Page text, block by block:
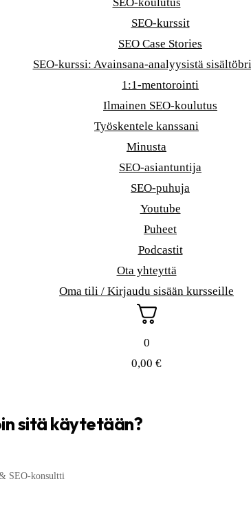
SEO-kurssit
SEO Case Stories
SEO-kurssi: Avainsana-analyysistä
1:1-mentorointi
Ilmainen SEO-koulutus
Työskentele kanssani
Minusta
SEO-asiantuntija
SEO-puhuja
Youtube
Puheet
Podcastit
Ota yhteyttä
Oma tili / Kirjaudu sisään kursseille
0
0,00 €
sitä käytetään?
SEO-konsultti